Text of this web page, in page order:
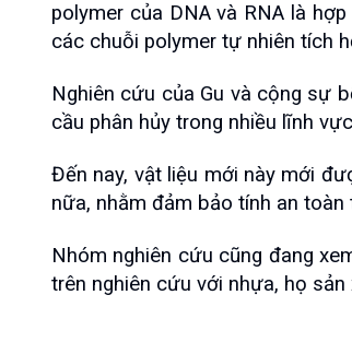
polymer của DNA và RNA là
các chuỗi polymer tự nhiên tích
Nghiên cứu của Gu và cộng sự
cầu phân hủy trong nhiều lĩnh
Đến nay, vật liệu mới này mới
nữa, nhằm đảm bảo tính an
Nhóm nghiên cứu cũng đang
trên nghiên cứu với nhựa, họ